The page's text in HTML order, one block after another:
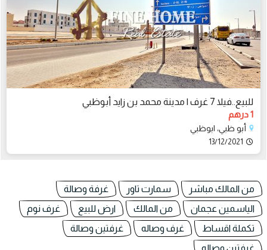
للبيع..فيلا 7 غرف | مدينة محمد بن زايد أبوظبي
1 درهم
أبو ظبي، ابوظبي
13/12/2021
من المالك مباشر سمارت تاور
غرفة وصالة
الياسمين عجمان
من المالك ارض للبيع
غرف نوم
تكملة اقساط
غرف وصاله
غرفتين وصالة